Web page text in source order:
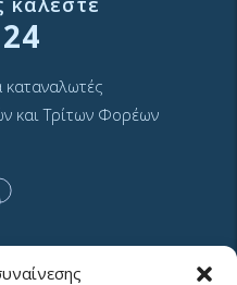
καταναλωτές
και Τρίτων Φορέων
LINKS